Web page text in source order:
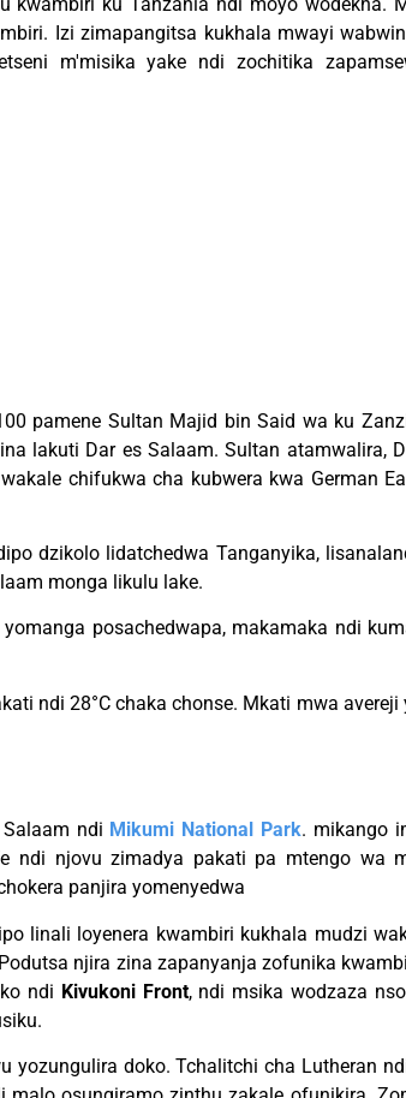
Izi zimapangitsa kukhala mwayi
m'misika yake ndi zochitika
pamene Sultan Majid bin Said wa ku
lakuti Dar es Salaam. Sultan atamwalira,
chifukwa cha kubwera kwa German
dzikolo lidatchedwa Tanganyika,
monga likulu lake.
posachedwapa, makamaka ndi
ndi 28°C chaka chonse. Mkati mwa
ndi Mikumi National Park. mikango
ndi njovu zimadya pakati pa mtengo wa
panjira yomenyedwa
linali loyenera kwambiri kukhala mudzi
njira zina zapanyanja zofunika
ndi Kivukoni Front, ndi msika wodzaza
yozungulira doko. Tchalitchi cha Lutheran